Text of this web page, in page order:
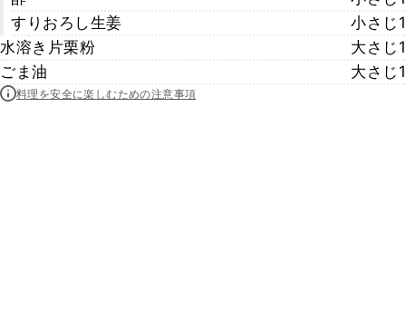
すりおろし生姜
小さじ1
水溶き片栗粉
大さじ1
ごま油
大さじ1
料理を安全に楽しむための注意事項